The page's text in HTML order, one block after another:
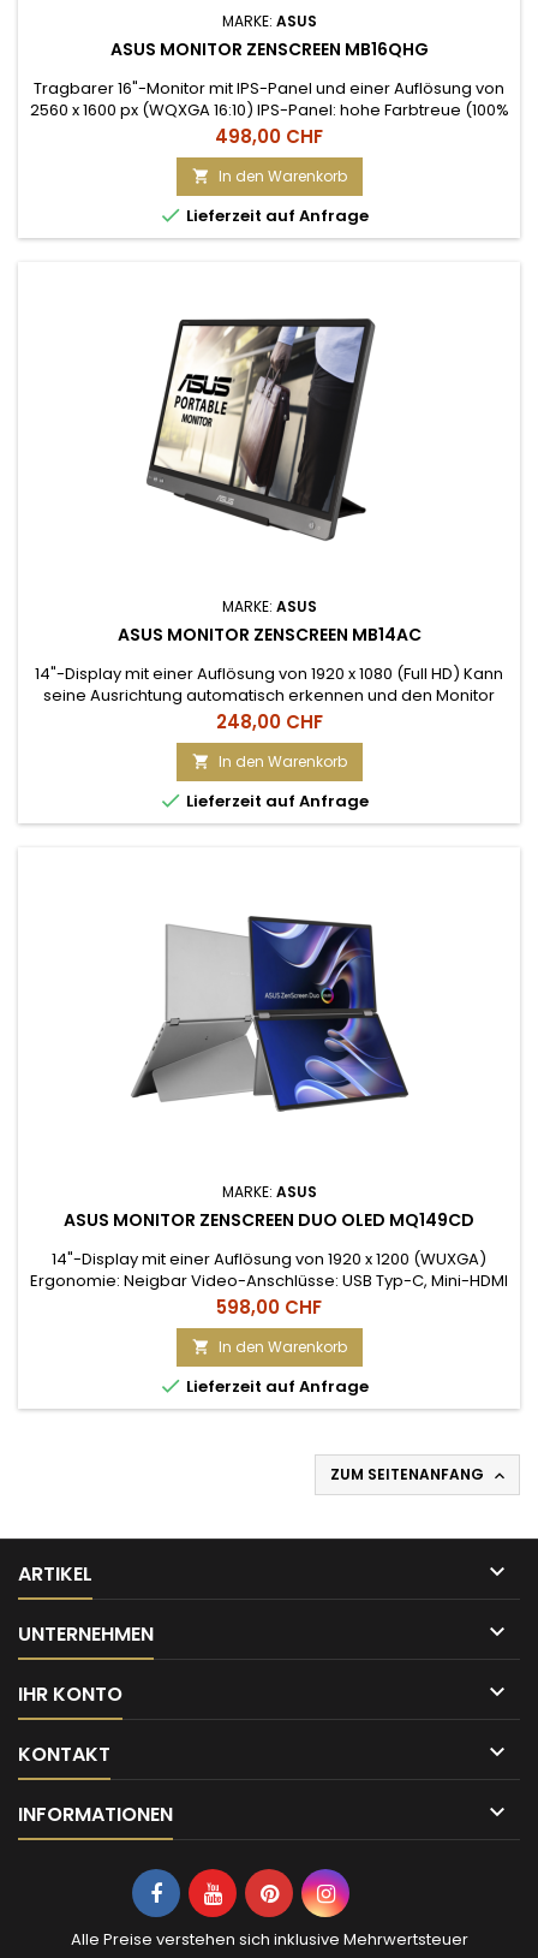
MARKE: ASUS
ASUS MONITOR ZENSCREEN MB16QHG
Tragbarer 16"-Monitor mit IPS-Panel und einer Auflösung von
2560 x 1600 px (WQXGA 16:10) IPS-Panel: hohe Farbtreue (100%
DCI-P3, HDR 400, HDR10), weiter Betrachtungswinkel, 500
cd/m² Helligkeit, 5 ms Reaktionszeit Anschlüsse: 2x USB-C
(DisplayPort Alt Mode), 1x HDMI (2.0), Kopfhörerausgang
«Flicker-Free» und «Low-Blue-Light» zur Schonung der
Augen,...
Preis
498,00 CHF
 In den Warenkorb
 Lieferzeit auf Anfrage
MARKE: ASUS
ASUS MONITOR ZENSCREEN MB14AC
14"-Display mit einer Auflösung von 1920 x 1080 (Full HD) Kann
seine Ausrichtung automatisch erkennen und den Monitor
zwischen Quer- und Hochformat umschalten Video-
Anschlüsse: USB Typ-C Speaker: Nein; USB-Hub: Nein;
Webcam: Nein Tragbares, blendfreies 14-Zoll-Full-HD-IPS-
Display mit ultraflachem Design Die Monitore von ASUS Eye
Care verfügen über...
Preis
248,00 CHF
 In den Warenkorb
 Lieferzeit auf Anfrage
MARKE: ASUS
ASUS MONITOR ZENSCREEN DUO OLED MQ149CD
14"-Display mit einer Auflösung von 1920 x 1200 (WUXGA)
Ergonomie: Neigbar Video-Anschlüsse: USB Typ-C, Mini-HDMI
Speaker: Nein; USB-Hub: Nein; Webcam: Nein DisplayWidget
Center ermöglicht automatische Bildschirmdrehung Flexible
Anschlussmöglichkeiten mit mini-HDMI, zwei USB Type-C-
Anschlüssen
Preis
598,00 CHF
 In den Warenkorb
 Lieferzeit auf Anfrage
ZUM SEITENANFANG 
ARTIKEL 
UNTERNEHMEN 
IHR KONTO 
KONTAKT 
INFORMATIONEN 
Alle Preise verstehen sich inklusive Mehrwertsteuer